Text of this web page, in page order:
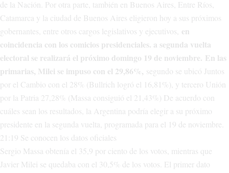
de la Nación. Por otra parte, también en Buenos Aires, Entre Ríos,
Catamarca y la ciudad de Buenos Aires eligieron hoy a sus próximos
gobernantes, entre otros cargos legislativos y ejecutivos, en
coincidencia con los comicios presidenciales. a segunda vuelta
electoral se realizará el próximo domingo 19 de noviembre. En las
primarias, Milei se impuso con el 29,86%, segundo se ubicó Juntos
por el Cambio con el 28% (Bullrich logró el 16,81%), y tercero Unión
por la Patria 27,28% (Massa consiguió el 21,43%) De acuerdo con
cuáles sean los resultados, la Argentina podría elegir a su próximo
presidente en la segunda vuelta, programada para el 19 de noviembre.
21:19 Se conocen los datos oficiales
Sergio Massa obtenía el 35,9 por ciento de los votos, mientras que
Javier Milei se quedaba con el 30,5% de los votos. El primer dato